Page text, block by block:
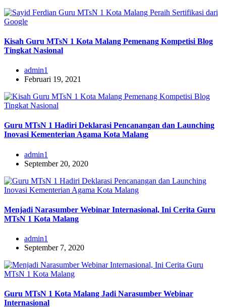
Kisah Guru MTsN 1 Kota Malang Pemenang Kompetisi Blog
Tingkat Nasional
admin1
Februari 19, 2021
Guru MTsN 1 Hadiri Deklarasi Pencanangan dan Launching
Inovasi Kementerian Agama Kota Malang
admin1
September 20, 2020
Menjadi Narasumber Webinar Internasional, Ini Cerita Guru
MTsN 1 Kota Malang
admin1
September 7, 2020
Guru MTsN 1 Kota Malang Jadi Narasumber Webinar
Internasional